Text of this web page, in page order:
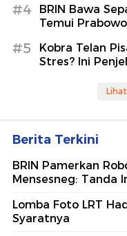
#4
BRIN Bawa
Temui
#5
Kobra Telan
Stres? Ini
Berita Terkini
BRIN Pamerkan
Mensesneg: Tanda
Lomba Foto LRT
Syaratnya